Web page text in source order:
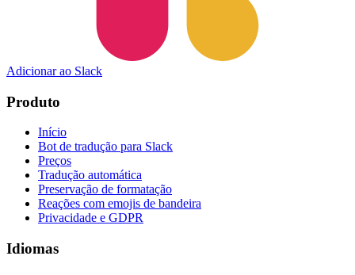
Adicionar ao Slack
Produto
Início
Bot de tradução para Slack
Preços
Tradução automática
Preservação de formatação
Reações com emojis de bandeira
Privacidade e GDPR
Idiomas